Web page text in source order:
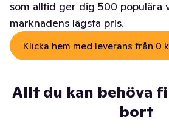
som alltid ger dig 500 populära
marknadens lägsta pris.
Klicka hem med leverans från 0
Allt du kan behöva
bort